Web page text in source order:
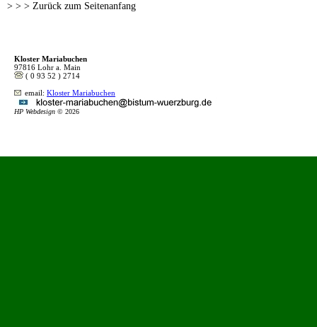
> > > Zurück zum Seitenanfang